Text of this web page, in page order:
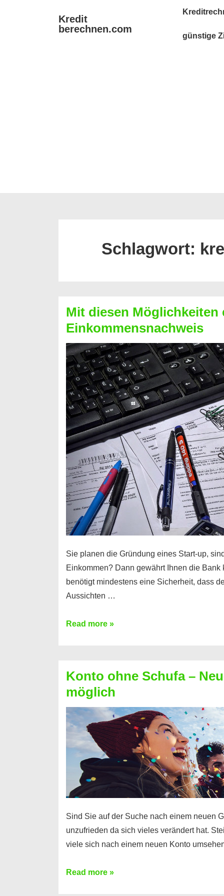
Kredit
berechnen.com
Main
günstige
Schlagwort:
Mit diesen Möglichkeiten
Einkommensnachweis
Sie planen die Gründung eines Start-up,
Einkommen? Dann gewährt Ihnen die
benötigt mindestens eine Sicherheit, dass
Aussichten …
Mit
Sie
einen
Kredit
ohne
Einkommensnachweis
Read more »
Konto ohne Schufa –
möglich
Sind Sie auf der Suche nach einem neuen
unzufrieden da sich vieles verändert hat.
viele sich nach einem neuen Konto
Konto
Read more »